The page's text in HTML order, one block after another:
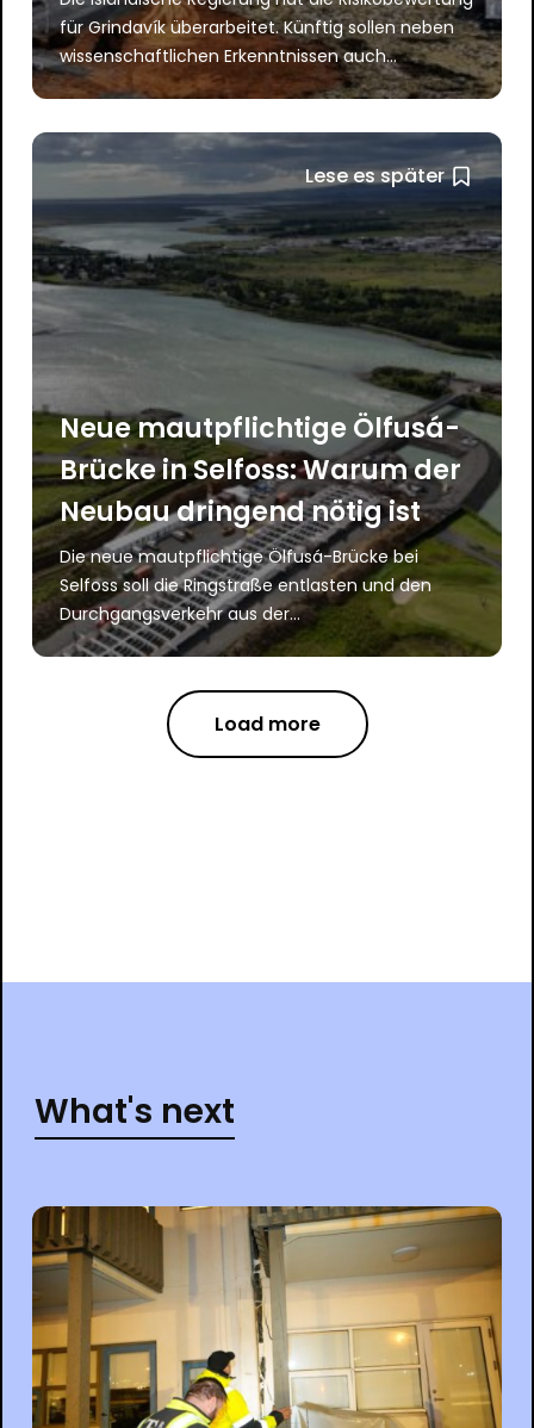
für Grindavík überarbeitet. Künftig sollen neben
wissenschaftlichen Erkenntnissen auch...
Lese es später
Neue mautpflichtige Ölfusá-
Brücke in Selfoss: Warum der
Neubau dringend nötig ist
Die neue mautpflichtige Ölfusá-Brücke bei
Selfoss soll die Ringstraße entlasten und den
Durchgangsverkehr aus der...
Load more
What's next